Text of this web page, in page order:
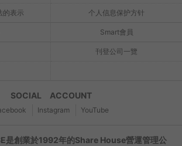
的表示 个人信息保护方针
Smart會員
刊登公司一覽
SOCIAL ACCOUNT
Instagram YouTube
是創業於1992年的Share House營運管理公